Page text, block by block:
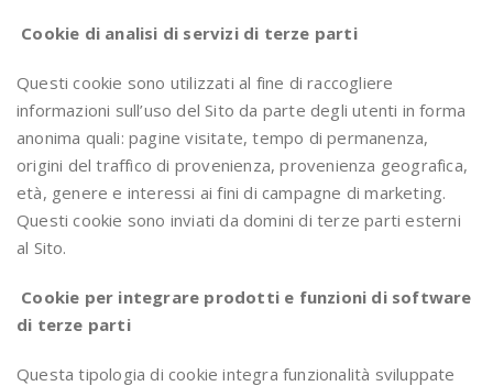
Cookie di analisi di servizi di terze parti
Questi cookie sono utilizzati al fine di raccogliere
informazioni sull’uso del Sito da parte degli utenti in forma
anonima quali: pagine visitate, tempo di permanenza,
origini del traffico di provenienza, provenienza geografica,
età, genere e interessi ai fini di campagne di marketing.
Questi cookie sono inviati da domini di terze parti esterni
al Sito.
Cookie per integrare prodotti e funzioni di software
di terze parti
Questa tipologia di cookie integra funzionalità sviluppate